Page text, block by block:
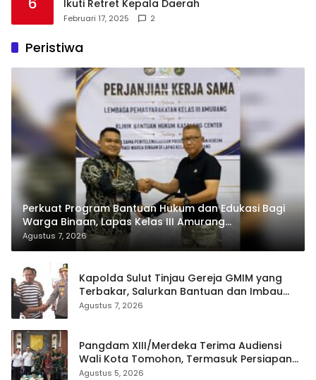
Ikuti Retret Kepala Daerah
Februari 17, 2025 2
Peristiwa
Perkuat Program Bantuan Hukum dan Edukasi Bagi
Warga Binaan, Lapas Kelas III Amurang
Tandatangani MoU Dengan LBH KASALANG CENTER
Agustus 7, 2026
Kapolda Sulut Tinjau Gereja GMIM yang
Terbakar, Salurkan Bantuan dan Imbau
Waspada Musim Kemarau
Agustus 7, 2026
Pangdam XIII/Merdeka Terima Audiensi
Wali Kota Tomohon, Termasuk Persiapan
TIFF
Agustus 5, 2026